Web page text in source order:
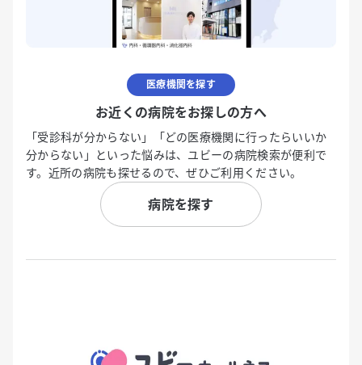
医療機関を探す
お近くの病院をお探しの方へ
「受診科が分からない」「どの医療機関に行ったらいいか
分からない」といった悩みは、ユビーの病院検索が便利で
す。近所の病院も探せるので、ぜひご利用ください。
病院を探す